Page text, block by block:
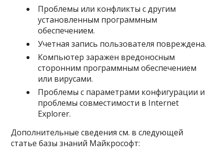
Проблемы или конфликты с другим
установленным программным
обеспечением.
Учетная запись пользователя повреждена.
Компьютер заражен вредоносным
сторонним программным обеспечением
или вирусами.
Проблемы с параметрами конфигурации и
проблемы совместимости в Internet
Explorer.
Дополнительные сведения см. в следующей
статье базы знаний Майкрософт: